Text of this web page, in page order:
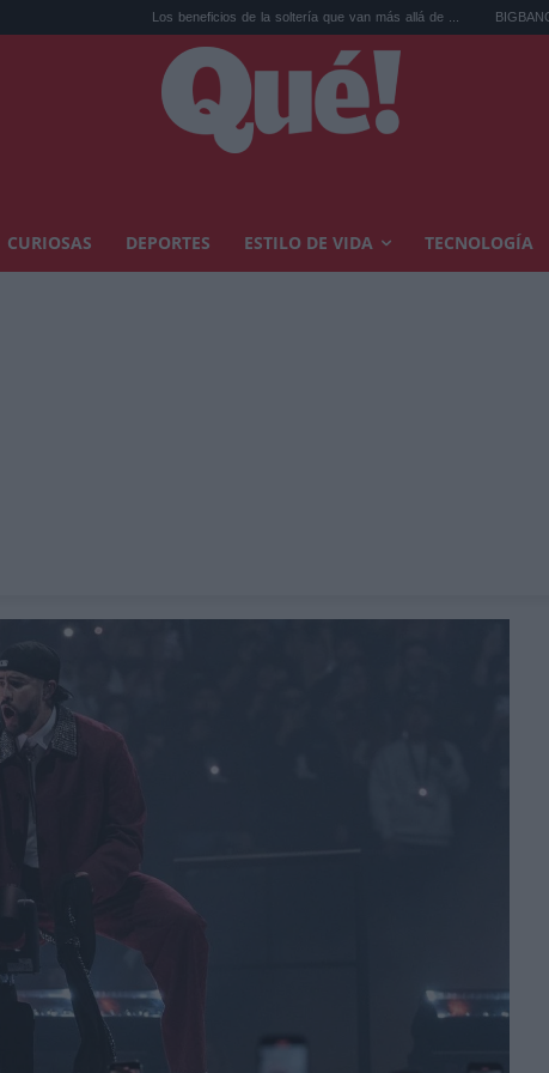
Los beneficios de la soltería que van más allá de ... BIGBANG anuncia su
CURIOSAS DEPORTES ESTILO DE VIDA TECNOLOGÍA